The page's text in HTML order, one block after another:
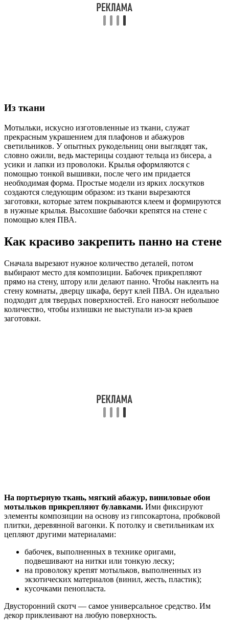
Из ткани
Мотыльки, искусно изготовленные из ткани, служат
прекрасным украшением для плафонов и абажуров
светильников. У опытных рукодельниц они выглядят так,
словно ожили, ведь мастерицы создают тельца из бисера, а
усики и лапки из проволоки. Крылья оформляются с
помощью тонкой вышивки, после чего им придается
необходимая форма. Простые модели из ярких лоскутков
создаются следующим образом: из ткани вырезаются
заготовки, которые затем покрываются клеем и формируются
в нужные крылья. Высохшие бабочки крепятся на стене с
помощью клея ПВА.
Как красиво закрепить панно на стене
Сначала вырезают нужное количество деталей, потом
выбирают место для композиции. Бабочек прикрепляют
прямо на стену, штору или делают панно. Чтобы наклеить на
стену комнаты, дверцу шкафа, берут клей ПВА. Он идеально
подходит для твердых поверхностей. Его наносят небольшое
количество, чтобы излишки не выступали из-за краев
заготовки.
На портьерную ткань, мягкий абажур, виниловые обои
мотыльков прикрепляют булавками. Ими фиксируют
элементы композиции на основу из гипсокартона, пробковой
плитки, деревянной вагонки. К потолку и светильникам их
цепляют другими материалами:
бабочек, выполненных в технике оригами,
подвешивают на нитки или тонкую леску;
на проволоку крепят мотыльков, выполненных из
экзотических материалов (винил, жесть, пластик);
кусочками пенопласта.
Двусторонний скотч — самое универсальное средство. Им
декор приклеивают на любую поверхность.